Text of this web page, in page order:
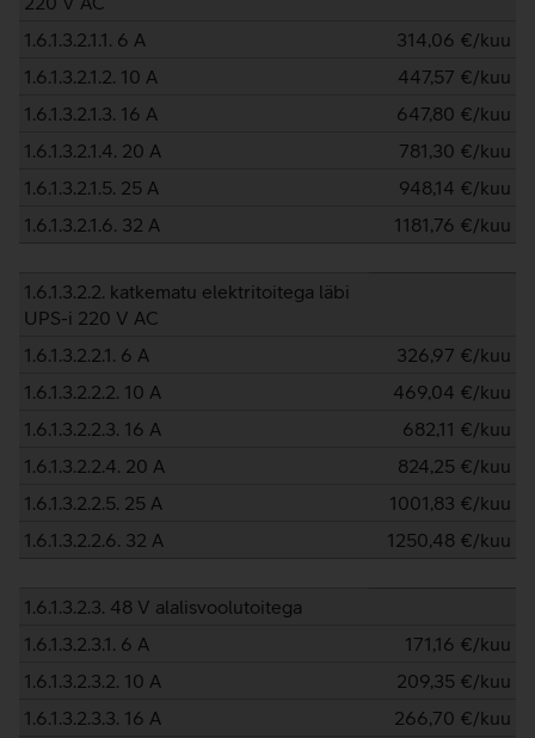
1.6.1.3.2.1.1. 6 A
314,06 €/kuu
1.6.1.3.2.1.2. 10 A
447,57 €/kuu
1.6.1.3.2.1.3. 16 A
647,80 €/kuu
1.6.1.3.2.1.4. 20 A
781,30 €/kuu
1.6.1.3.2.1.5. 25 A
948,14 €/kuu
1.6.1.3.2.1.6. 32 A
1181,76 €/kuu
1.6.1.3.2.2. katkematu elektritoitega läbi
UPS-i 220 V AC
1.6.1.3.2.2.1. 6 A
326,97 €/kuu
1.6.1.3.2.2.2. 10 A
469,04 €/kuu
1.6.1.3.2.2.3. 16 A
682,11 €/kuu
1.6.1.3.2.2.4. 20 A
824,25 €/kuu
1.6.1.3.2.2.5. 25 A
1001,83 €/kuu
1.6.1.3.2.2.6. 32 A
1250,48 €/kuu
1.6.1.3.2.3. 48 V alalisvoolutoitega
1.6.1.3.2.3.1. 6 A
171,16 €/kuu
1.6.1.3.2.3.2. 10 A
209,35 €/kuu
1.6.1.3.2.3.3. 16 A
266,70 €/kuu